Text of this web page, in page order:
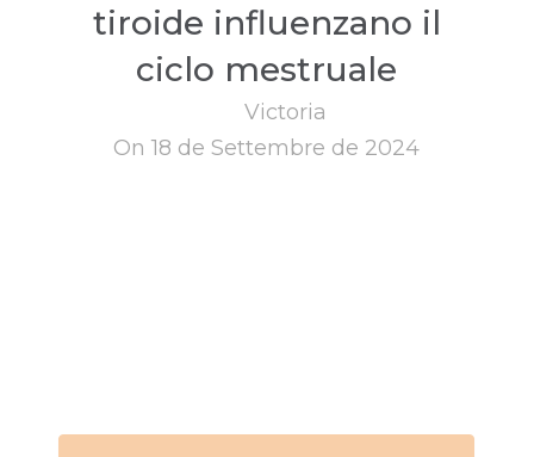
tiroide influenzano il
ciclo mestruale
Victoria
On 18 de Settembre de 2024